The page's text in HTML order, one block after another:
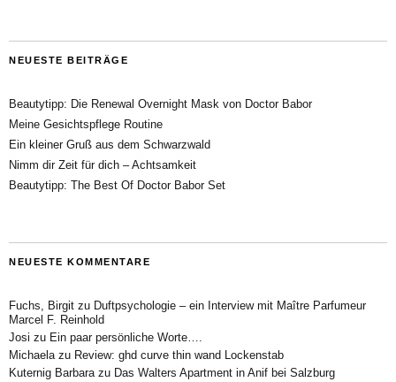
NEUESTE BEITRÄGE
Beautytipp: Die Renewal Overnight Mask von Doctor Babor
Meine Gesichtspflege Routine
Ein kleiner Gruß aus dem Schwarzwald
Nimm dir Zeit für dich – Achtsamkeit
Beautytipp: The Best Of Doctor Babor Set
NEUESTE KOMMENTARE
Fuchs, Birgit zu Duftpsychologie – ein Interview mit Maître Parfumeur
Marcel F. Reinhold
Josi zu Ein paar persönliche Worte….
Michaela zu Review: ghd curve thin wand Lockenstab
Kuternig Barbara zu Das Walters Apartment in Anif bei Salzburg